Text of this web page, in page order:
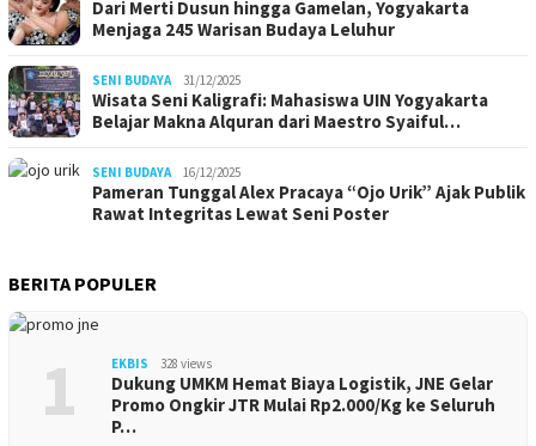
Dari Merti Dusun hingga Gamelan, Yogyakarta
Menjaga 245 Warisan Budaya Leluhur
SENI BUDAYA 31/12/2025
Wisata Seni Kaligrafi: Mahasiswa UIN Yogyakarta
Belajar Makna Alquran dari Maestro Syaiful…
SENI BUDAYA 16/12/2025
Pameran Tunggal Alex Pracaya “Ojo Urik” Ajak Publik
Rawat Integritas Lewat Seni Poster
BERITA POPULER
1 EKBIS 328 views
Dukung UMKM Hemat Biaya Logistik, JNE Gelar
Promo Ongkir JTR Mulai Rp2.000/Kg ke Seluruh
P…